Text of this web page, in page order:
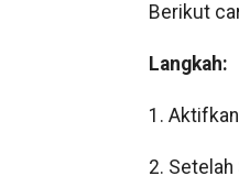
Berikut
Langkah:
1.
2. Setelah